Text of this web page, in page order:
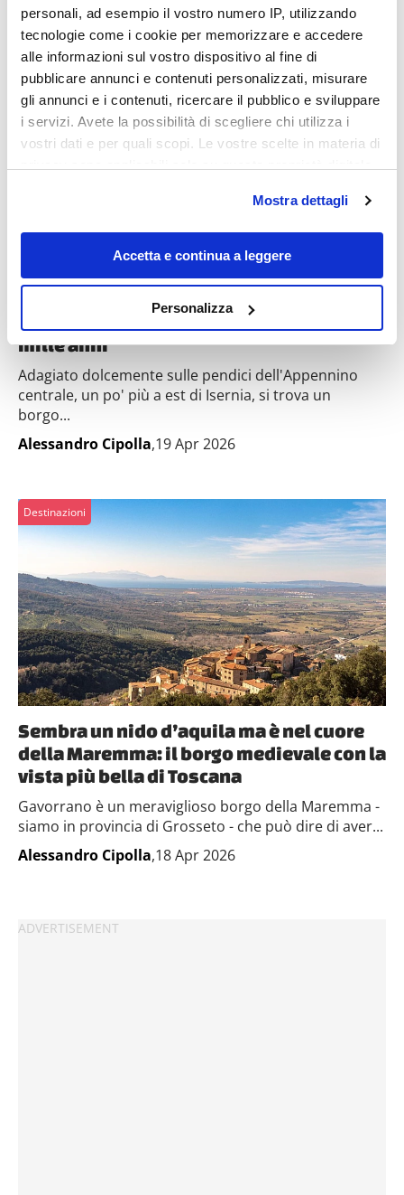
personali, ad esempio il vostro numero IP, utilizzando
tecnologie come i cookie per memorizzare e accedere
alle informazioni sul vostro dispositivo al fine di
pubblicare annunci e contenuti personalizzati, misurare
gli annunci e i contenuti, ricercare il pubblico e sviluppare
i servizi. Avete la possibilità di scegliere chi utilizza i
vostri dati e per quali scopi. Le vostre scelte in materia di
modificare o revocare il proprio consenso in qualsiasi
momento dalla Dichiarazione sui cookie o facendo clic
sull'icona di attivazione della privacy.
raccogliere informazioni sulla tua posizione
geografica, con un'approssimazione di qualche
Identificare il tuo dispositivo, scansionandolo
attivamente alla ricerca di caratteristiche specifiche
(impronte digitali).
Approfondisci come vengono elaborati i tuoi dati personali
modificare o ritirare il tuo consenso in qualsiasi momento
dalla Dichiarazione sui cookie.
annunci, per fornire funzionalità dei social media e per
analizzare il nostro traffico. Condividiamo inoltre
informazioni sul modo in cui utilizzi il nostro sito con i
nostri partner che si occupano di analisi dei dati web,
pubblicità e social media, i quali potrebbero combinarle
con altre informazioni che hai fornito loro o che hanno
Mostra dettagli
Accetta e continua a leggere
Personalizza
Destinazioni
La bellezza che taglia: in questo villaggio
tra le rocce l’acciaio diventa gioiello da
mille anni
Adagiato dolcemente sulle pendici dell'Appennino
centrale, un po' più a est di Isernia, si trova un
borgo...
Alessandro Cipolla,19 Apr 2026
Destinazioni
Sembra un nido d’aquila ma è nel cuore
della Maremma: il borgo medievale con la
vista più bella di Toscana
Gavorrano è un meraviglioso borgo della Maremma -
siamo in provincia di Grosseto - che può dire di aver...
Alessandro Cipolla,18 Apr 2026